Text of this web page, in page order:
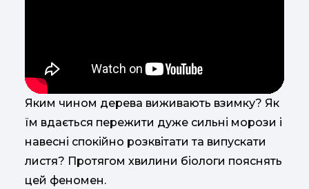
Яким чином дерева виживають взимку? Як
їм вдається пережити дуже сильні морози і
навесні спокійно розквітати та випускати
листя? Протягом хвилини біологи пояснять
цей феномен.